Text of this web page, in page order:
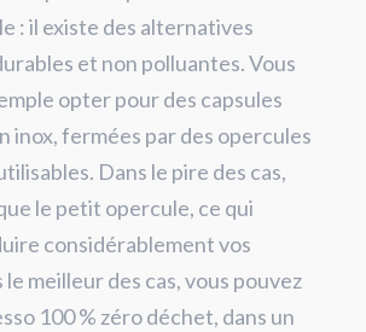
: il existe des alternatives
et non polluantes. Vous
opter pour des capsules
inox, fermées par des opercules
Dans le pire des cas,
le petit opercule, ce qui
considérablement vos
meilleur des cas, vous pouvez
100 % zéro déchet, dans un